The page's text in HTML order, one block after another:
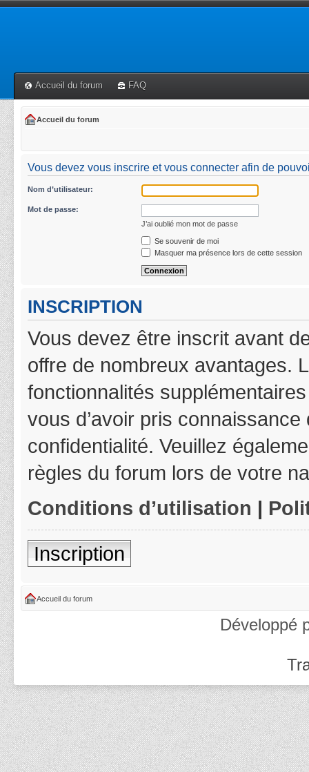
Accueil du forum FAQ
Accueil du forum
Vous devez vous inscrire et vous connecter afin de
Nom d’utilisateur:
Mot de passe:
J’ai oublié mon mot de passe
Se souvenir de moi
Masquer ma présence lors de cette session
INSCRIPTION
Vous devez être inscrit avant
offre de nombreux avantages.
fonctionnalités
vous d’avoir pris
confidentialité. Veuillez
règles du forum lors de votre
Conditions d’utilisation |
Inscription
Accueil du forum
Développé